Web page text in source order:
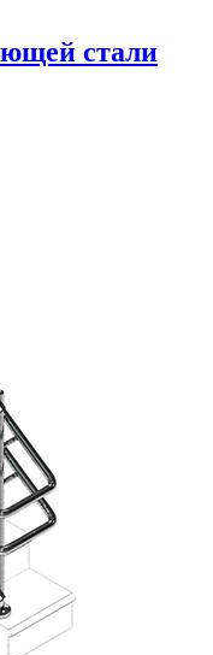
стали